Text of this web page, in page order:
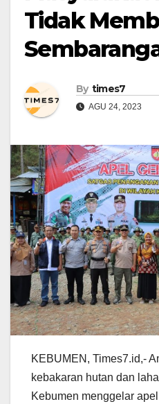
Tidak
By times7
AGU 24, 2023
KEBUMEN, Times7.id,-
kebakaran hutan dan
Kebumen menggelar